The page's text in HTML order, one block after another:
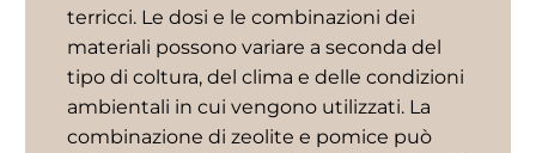
terricci. Le dosi e le combinazioni dei
materiali possono variare a seconda del
tipo di coltura, del clima e delle condizioni
ambientali in cui vengono utilizzati. La
combinazione di zeolite e pomice può